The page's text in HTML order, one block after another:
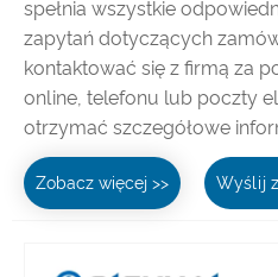
spełnia wszystkie
zapytań dotyczących
kontaktować się z firmą za
online, telefonu lub poczty
otrzymać szczegółowe
Zobacz więcej >> Wyślij